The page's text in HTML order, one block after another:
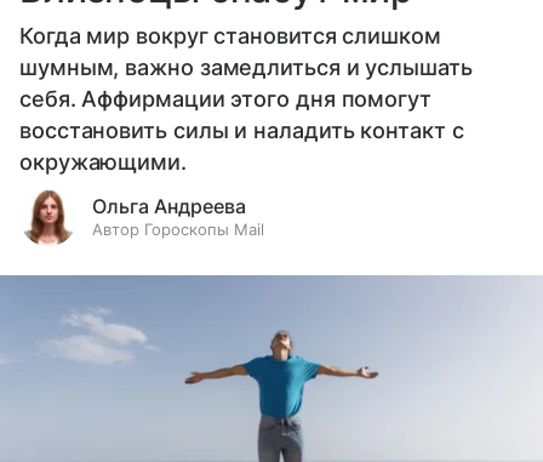
Когда мир вокруг становится слишком
шумным, важно замедлиться и услышать
себя. Аффирмации этого дня помогут
восстановить силы и наладить контакт с
окружающими.
Ольга Андреева
Автор Гороскопы Mail